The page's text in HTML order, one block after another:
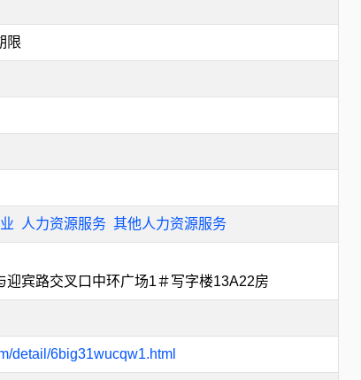
限
人力资源服务 其他人力资源服务
迎宾路交叉口中环广场1＃写字楼13A22房
detail/6big31wucqw1.html